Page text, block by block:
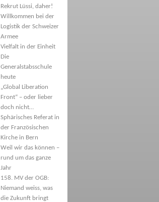
Rekrut Lüssi, daher!
Willkommen bei der
Logistik der Schweizer
Armee
Vielfalt in der Einheit
Die
Generalstabsschule
heute
„Global Liberation
Front“ – oder lieber
doch nicht…
Sphärisches Referat in
der Französischen
Kirche in Bern
Weil wir das können –
rund um das ganze
Jahr
158. MV der OGB:
Niemand weiss, was
die Zukunft bringt